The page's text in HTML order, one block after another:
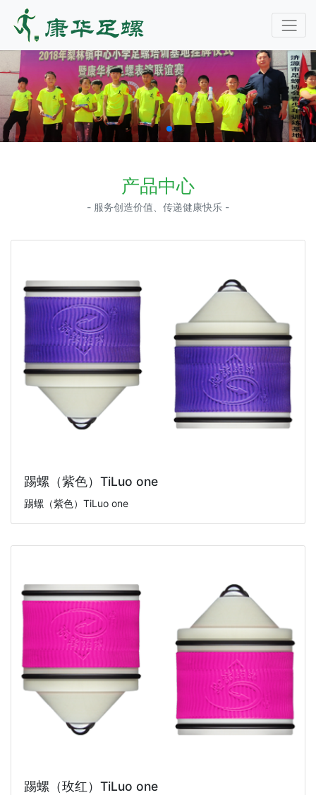
产品中心
- 服务创造价值、传递健康快乐 -
踢螺（紫色）TiLuo one
踢螺（紫色）TiLuo one
踢螺（玫红）TiLuo one